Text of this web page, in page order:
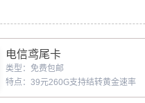
电信鸢尾卡
类型：免费包邮
特点：39元260G支持结转黄金速率